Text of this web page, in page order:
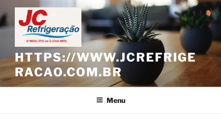
Pular
para
o
conteúdo
HTTPS://WWW.JCREFRIGE
RACAO.COM.BR
Menu